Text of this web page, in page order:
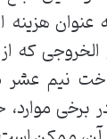
هزینه
الخروجی که
نیم عشر
برخی